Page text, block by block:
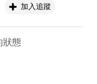
加入追蹤
狀態